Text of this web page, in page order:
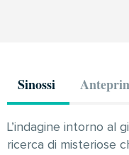
Sinossi
L’indagine intorno al
ricerca di misteriose